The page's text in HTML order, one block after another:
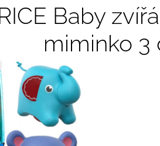
Baby
miminko 3